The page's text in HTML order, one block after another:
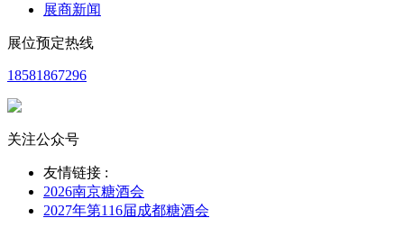
展商新闻
展位预定热线
18581867296
关注公众号
友情链接 :
2026南京糖酒会
2027年第116届成都糖酒会